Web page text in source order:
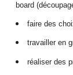
board
faire des
travailler en
réaliser des